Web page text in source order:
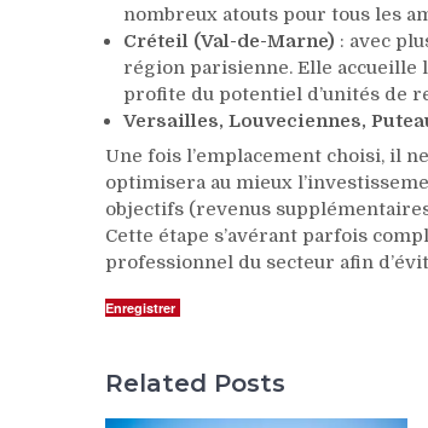
nombreux atouts pour tous les
Créteil (Val-de-Marne) : avec
région parisienne. Elle accueille
profite du potentiel d’unités de
Versailles, Louveciennes,
Une fois l’emplacement choisi, il
optimisera au mieux
objectifs (revenus
Cette étape s’avérant parfois
professionnel du secteur afin
Enregistrer
Related Posts